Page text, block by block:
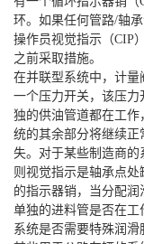
环。如果任何管路/轴
操作员视觉指示（CIP
之前采取措施。
在并联型系统中，计
一个压力开关，该压
独的供油管道都在工
统的其余部分将继续
失。对于某些制造商的
则视觉指示是轴承点
的指示器销，当分配
单独的进料管是否在工
系统是否需要特殊润滑